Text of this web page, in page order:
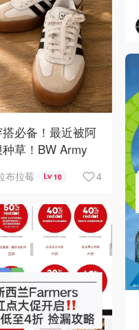
搭必备！最近被阿
草！BW Army
值得拥有！
布拉莓 10 4